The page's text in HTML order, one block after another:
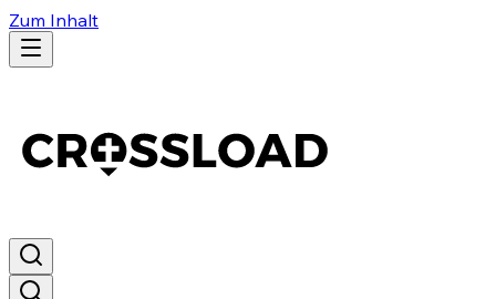
Zum Inhalt